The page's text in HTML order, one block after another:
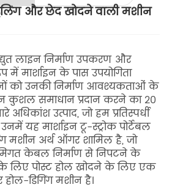
और छेद खोदने वाली मशीन
लाइन निर्माण उपकरण और
में मार्शाइन के पास उपयोगिता
को उनकी निर्माण आवश्यकताओं के
कुशल समाधान प्रदान करने का 20
अधिकांश उत्पाद, जो हम प्रतिस्पर्धी
यह मार्शाइन टू-स्ट्रोक पोर्टेबल
मशीन अर्थ ऑगर शामिल है, जो
केबल निर्माण से निपटने के
लिए पोस्ट होल खोदने के लिए एक
होल-डिगिंग मशीन है।